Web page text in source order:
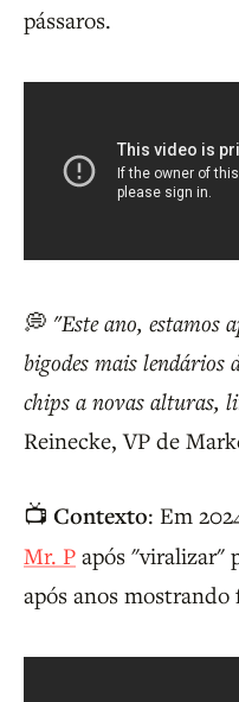
pássaros.
💭 "Este ano, estamos
bigodes mais lendários
chips a novas alturas,
Reinecke, VP de
📺 Contexto: Em
Mr. P após "viralizar"
após anos